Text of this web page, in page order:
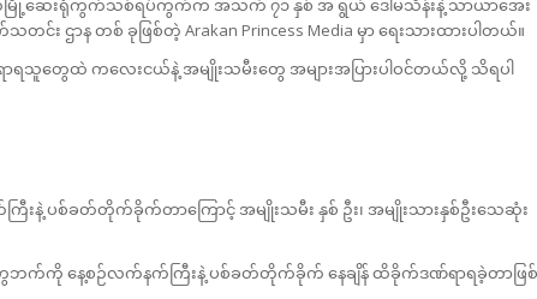
မြို့ဆေးရုံကွက်သစ်ရပ်ကွက်က အသက် ၇၁ နှစ် အ ရွယ် ဒေါ်မသိန်းနဲ့ သာယာအေး
ဌာန တစ် ခုဖြစ်တဲ့ Arakan Princess Media မှာ ရေးသားထားပါတယ်။
ရသူတွေထဲ ကလေးငယ်နဲ့ အမျိုးသမီးတွေ အများအပြားပါဝင်တယ်လို့ သိရပါ
းနဲ့ ပစ်ခတ်တိုက်ခိုက်တာကြောင့် အမျိုးသမီး နှစ် ဦး၊ အမျိုးသားနှစ်ဦးသေဆုံး
ေဘက်ကို နေ့စဉ်လက်နက်ကြီးနဲ့ ပစ်ခတ်တိုက်ခိုက် နေချိန် ထိခိုက်ဒဏ်ရာရခဲ့တာဖြစ်